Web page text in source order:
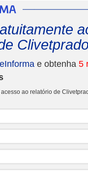
eInforma e obtenha 5
ao relatório de